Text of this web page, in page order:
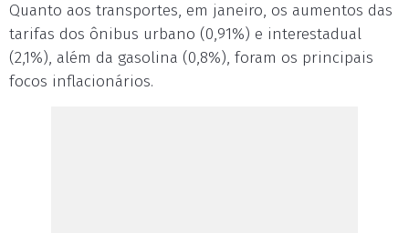
Quanto aos transportes, em janeiro, os aumentos das
tarifas dos ônibus urbano (0,91%) e interestadual
(2,1%), além da gasolina (0,8%), foram os principais
focos inflacionários.